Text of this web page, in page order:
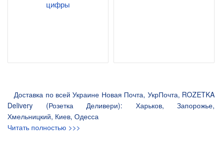
цифры
Доставка по всей Украине Новая Почта, УкрПочта, ROZETKA
Delivery (Розетка Деливери): Харьков, Запорожье,
Хмельницкий, Киев, Одесса
Читать полностью >>>